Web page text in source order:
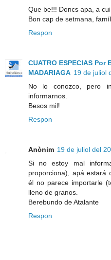
Que be!!! Doncs apa, a
Bon cap de setmana,
Respon
CUATRO ESPECIAS Por
MADARIAGA 19 de juliol
No lo conozco, pero
informarnos.
Besos mil!
Respon
Anònim 19 de juliol del
Si no estoy mal
proporciona), apá estará
él no parece importarle
lleno de granos.
Berebundo de Atalante
Respon